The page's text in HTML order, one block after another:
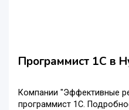
Программист 1С в
Компании "Эффективные
программист 1С.